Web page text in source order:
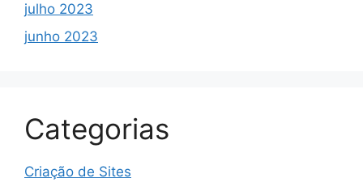
julho 2023
junho 2023
Categorias
Criação de Sites